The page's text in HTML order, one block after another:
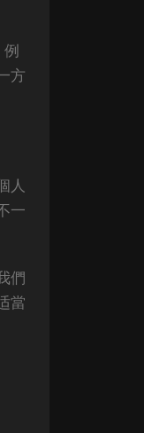
方
人
一
們
當